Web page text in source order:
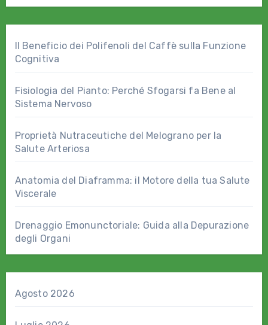
Il Beneficio dei Polifenoli del Caffè sulla Funzione
Cognitiva
Fisiologia del Pianto: Perché Sfogarsi fa Bene al
Sistema Nervoso
Proprietà Nutraceutiche del Melograno per la
Salute Arteriosa
Anatomia del Diaframma: il Motore della tua Salute
Viscerale
Drenaggio Emonunctoriale: Guida alla Depurazione
degli Organi
Agosto 2026